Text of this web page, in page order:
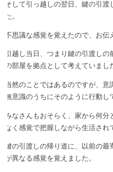
そして引っ越しの翌日、鍵の引
た。
不思議な感覚を覚えたので、お伝
引越し当日、つまり鍵の引渡し
の部屋を拠点として考えていまし
当然のことではあるのですが、
無意識のうちにそのように行動し
みなさんもおそらく、家から何
なく感覚で把握しながら生活され
鍵の引渡しの帰り道に、以前の
が異なる感覚を覚えました。